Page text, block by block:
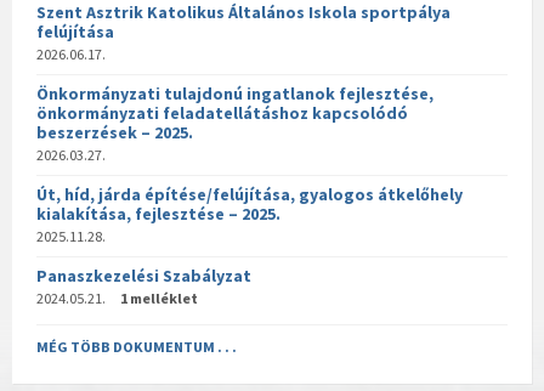
Szent Asztrik Katolikus Általános Iskola sportpálya
felújítása
2026.06.17.
Önkormányzati tulajdonú ingatlanok fejlesztése,
önkormányzati feladatellátáshoz kapcsolódó
beszerzések – 2025.
2026.03.27.
Út, híd, járda építése/felújítása, gyalogos átkelőhely
kialakítása, fejlesztése – 2025.
2025.11.28.
Panaszkezelési Szabályzat
2024.05.21. 1 melléklet
MÉG TÖBB DOKUMENTUM . . .